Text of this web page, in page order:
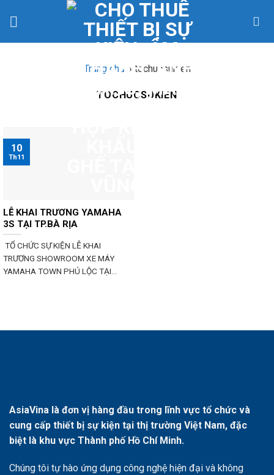
Trang chủ » tochucsukien
TOCHUCSUKIEN
LỄ KHAI TRƯƠNG YAMAHA
3S TẠI TP.BÀ RỊA
TỔ CHỨC SỰ KIỆN LỄ KHAI
TRƯƠNG SHOWROOM XE MÁY
YAMAHA TOWN PHÚ LỘC TẠI...
10
Th11
AsiaVina là đơn vị hàng đầu trong lĩnh vực tổ chức và
cung cấp thiết bị sự kiện tại thị trường Việt Nam, đặc
biệt là khu vực Thành phố Hồ Chí Minh.
Chúng tôi tự hào ứng dụng công nghệ hiện đại và không